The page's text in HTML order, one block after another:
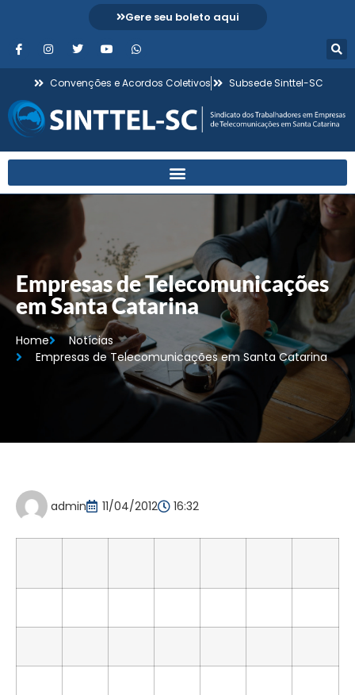
Gere seu boleto aqui
Convenções e Acordos Coletivos Subsede Sinttel-SC
Empresas de Telecomunicações
em Santa Catarina
Home
Notícias
Empresas de Telecomunicações em Santa Catarina
admin 11/04/2012 16:32